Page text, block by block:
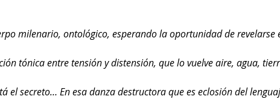
milenario, ontológico, esperando la oportunidad de revelarse
tónica entre tensión y distensión, que lo vuelve aire, agua,
el secreto… En esa danza destructora que es eclosión del